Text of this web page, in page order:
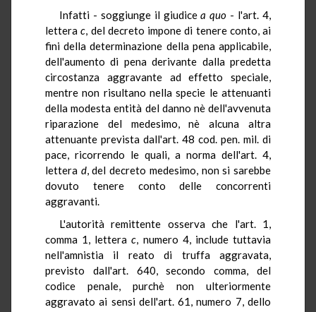
Infatti - soggiunge il giudicea quo - l'art. 4,
letterac, del decreto impone di tenere conto, ai
fini della determinazione della pena applicabile,
dell'aumento di pena derivante dalla predetta
circostanza aggravante ad effetto speciale,
mentre non risultano nella specie le attenuanti
della modesta entità del danno nè dell'avvenuta
riparazione del medesimo, nè alcuna altra
attenuante prevista dall'art. 48 cod. pen. mil. di
pace, ricorrendo le quali, a norma dell'art. 4,
lettera d, del decreto medesimo, non si sarebbe
dovuto tenere conto delle concorrenti
aggravanti.
L'autorità remittente osserva che l'art. 1,
comma 1, letterac, numero 4, include tuttavia
nell'amnistia il reato di truffa aggravata,
previsto dall'art. 640, secondo comma, del
codice penale, purchè non ulteriormente
aggravato ai sensi dell'art. 61, numero 7, dello